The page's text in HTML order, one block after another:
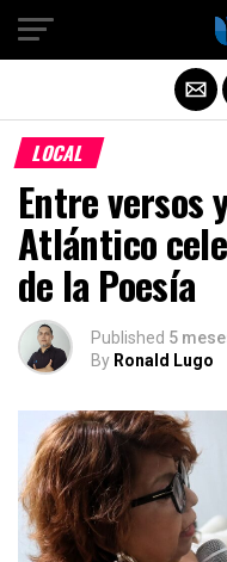
LOCAL
Entre versos
Atlántico
de la Poesía
Published 5
By Ronald Lugo
Salir